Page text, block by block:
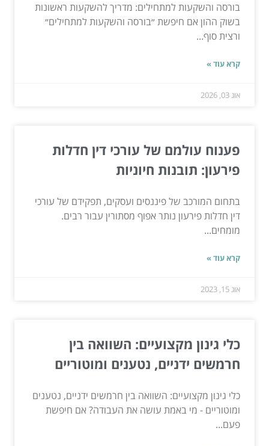
בורסה והשקעות למתחילים: מדריך להשקעות ראשונות
בשוק ההון אם חיפשת ״בורסה והשקעות למתחילים״
ורצית סוף...
קרא עוד »
אוג 03, 2026
פענוח עולמם של עורכי דין חדלות
פירעון: תובנות חיוניות
בתחום המורכב של פיננסים ועסקים, תפקידם של עורכי
דין חדלות פירעון נותר אפוף מסתורין עבור רבים.
מומחים...
קרא עוד »
אוג 15, 2023
כלי גינון מקצועיים: השוואה בין
חרמשים ידניים, נטענים ומוטוריים
כלי גינון מקצועיים: השוואה בין חרמשים ידניים, נטענים
ומוטוריים - מי באמת עושה את העבודה? אם חיפשת
פעם...